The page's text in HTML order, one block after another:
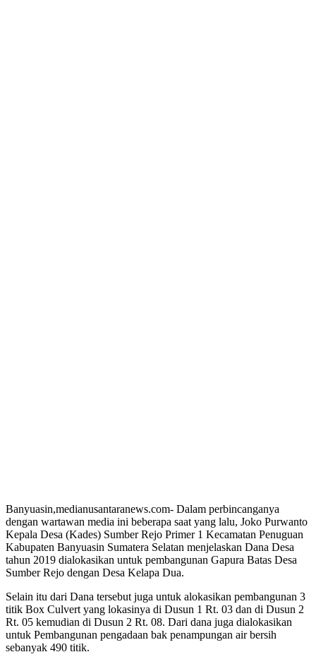
Banyuasin,medianusantaranews.com- Dalam perbincanganya
dengan wartawan media ini beberapa saat yang lalu, Joko Purwanto
Kepala Desa (Kades) Sumber Rejo Primer 1 Kecamatan Penuguan
Kabupaten Banyuasin Sumatera Selatan menjelaskan Dana Desa
tahun 2019 dialokasikan untuk pembangunan Gapura Batas Desa
Sumber Rejo dengan Desa Kelapa Dua.
Selain itu dari Dana tersebut juga untuk alokasikan pembangunan 3
titik Box Culvert yang lokasinya di Dusun 1 Rt. 03 dan di Dusun 2
Rt. 05 kemudian di Dusun 2 Rt. 08. Dari dana juga dialokasikan
untuk Pembangunan pengadaan bak penampungan air bersih
sebanyak 490 titik.